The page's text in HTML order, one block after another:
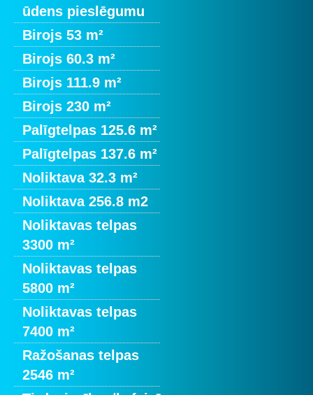
ūdens pieslēgumu
Birojs 53 m²
Birojs 60.3 m²
Birojs 111.9 m²
Birojs 230 m²
Palīgtelpas 125.6 m²
Palīgtelpas 137.6 m²
Noliktava 32.3 m²
Noliktava 256.8 m2
Noliktavas telpas
3300 m²
Noliktavas telpas
5800 m²
Noliktavas telpas
7400 m²
Ražošanas telpas
2546 m²